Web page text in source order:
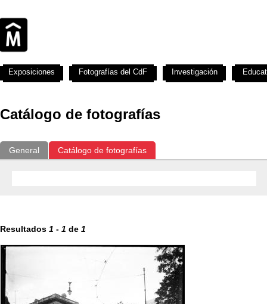
Catálogo de fotografías
General Catálogo de fotografías
Resultados 1 - 1 de 1
Exposiciones Fotografías del CdF Investigación